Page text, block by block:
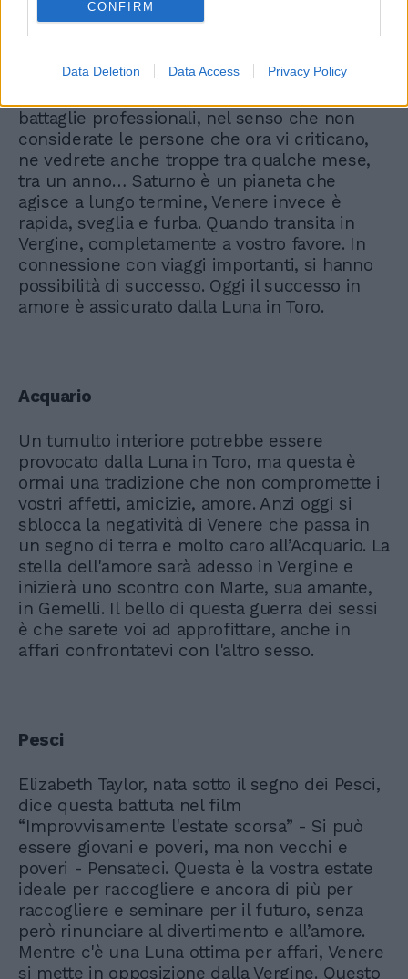
CONFIRM
Data Deletion Data Access Privacy Policy
battaglie professionali, nel senso che non
considerate le persone che ora vi criticano,
ne vedrete anche troppe tra qualche mese,
tra un anno… Saturno è un pianeta che
agisce a lungo termine, Venere invece è
rapida, sveglia e furba. Quando transita in
Vergine, completamente a vostro favore. In
connessione con viaggi importanti, si hanno
possibilità di successo. Oggi il successo in
amore è assicurato dalla Luna in Toro.
Acquario
Un tumulto interiore potrebbe essere
provocato dalla Luna in Toro, ma questa è
ormai una tradizione che non compromette i
vostri affetti, amicizie, amore. Anzi oggi si
sblocca la negatività di Venere che passa in
un segno di terra e molto caro all’Acquario. La
stella dell'amore sarà adesso in Vergine e
inizierà uno scontro con Marte, sua amante,
in Gemelli. Il bello di questa guerra dei sessi
è che sarete voi ad approfittare, anche in
affari confrontatevi con l'altro sesso.
Pesci
Elizabeth Taylor, nata sotto il segno dei Pesci,
dice questa battuta nel film
“Improvvisamente l'estate scorsa” - Si può
essere giovani e poveri, ma non vecchi e
poveri - Pensateci. Questa è la vostra estate
ideale per raccogliere e ancora di più per
raccogliere e seminare per il futuro, senza
però rinunciare al divertimento e all’amore.
Mentre c'è una Luna ottima per affari, Venere
si mette in opposizione dalla Vergine. Questo